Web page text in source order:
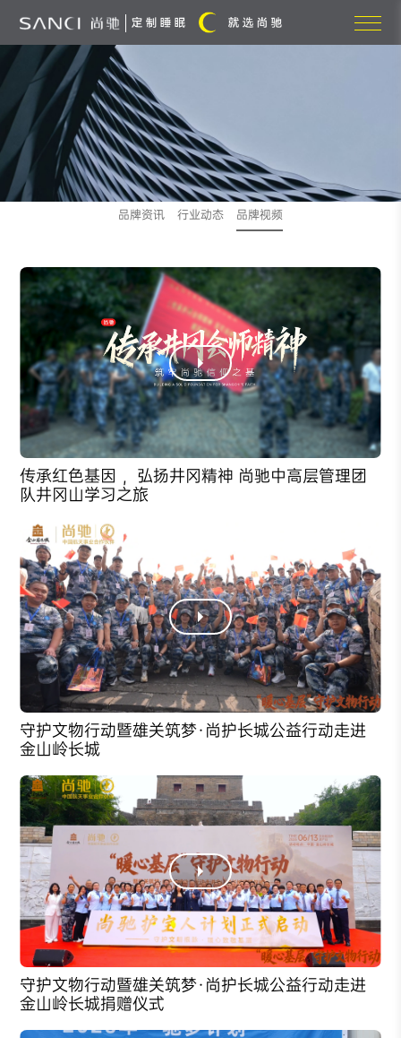
品牌资讯 行业动态 品牌视频
传承红色基因 ，弘扬井冈精神 尚驰中高层管理团
队井冈山学习之旅
守护文物行动暨雄关筑梦·尚护长城公益行动走进
金山岭长城
守护文物行动暨雄关筑梦·尚护长城公益行动走进
金山岭长城捐赠仪式